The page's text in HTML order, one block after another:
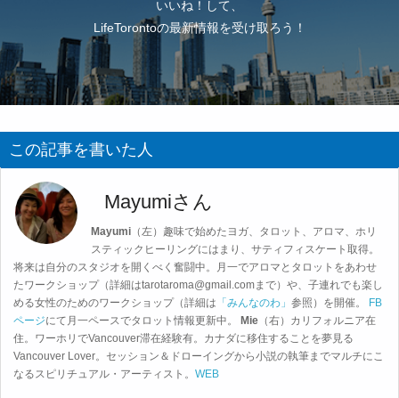
いいね！して、
LifeTorontoの最新情報を受け取ろう！
この記事を書いた人
Mayumiさん
Mayumi （左）趣味で始めたヨガ、タロット、アロマ、ホリ
スティックヒーリングにはまり、サティフィスケート取得。
将来は自分のスタジオを開くべく奮闘中。月一でアロマとタロットをあわせ
たワークショップ（詳細はtarotaroma@gmail.comまで）や、子連れでも楽し
める女性のためのワークショップ（詳細は 「みんなのわ」 参照）を開催。
FB
ページにて月一ペースでタロット情報更新中。 Mie（右）カリフォルニア在
住。ワーホリでVancouver滞在経験有。カナダに移住することを夢見る
Vancouver Lover。セッション＆ドローイングから小説の執筆までマルチにこ
なるスピリチュアル・アーティスト。 WEB